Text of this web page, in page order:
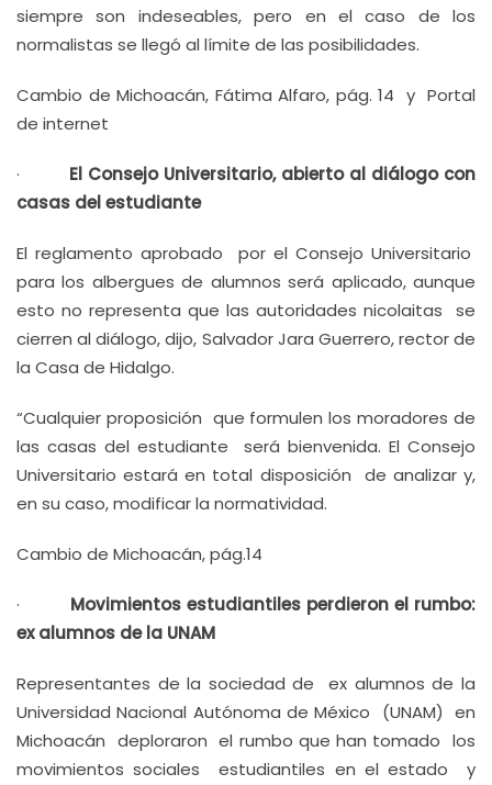
siempre son indeseables, pero en el caso de los
normalistas se llegó al límite de las posibilidades.
Cambio de Michoacán, Fátima Alfaro, pág. 14 y Portal
de internet
· El Consejo Universitario, abierto al diálogo con
casas del estudiante
El reglamento aprobado por el Consejo Universitario
para los albergues de alumnos será aplicado, aunque
esto no representa que las autoridades nicolaitas se
cierren al diálogo, dijo, Salvador Jara Guerrero, rector de
la Casa de Hidalgo.
“Cualquier proposición que formulen los moradores de
las casas del estudiante será bienvenida. El Consejo
Universitario estará en total disposición de analizar y,
en su caso, modificar la normatividad.
Cambio de Michoacán, pág.14
· Movimientos estudiantiles perdieron el rumbo:
ex alumnos de la UNAM
Representantes de la sociedad de ex alumnos de la
Universidad Nacional Autónoma de México (UNAM) en
Michoacán deploraron el rumbo que han tomado los
movimientos sociales estudiantiles en el estado y